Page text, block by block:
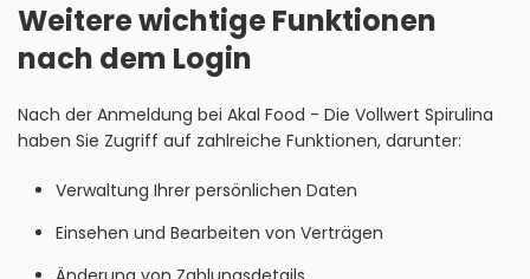
Weitere wichtige Funktionen
nach dem Login
Nach der Anmeldung bei Akal Food - Die Vollwert Spirulina
haben Sie Zugriff auf zahlreiche Funktionen, darunter:
Verwaltung Ihrer persönlichen Daten
Einsehen und Bearbeiten von Verträgen